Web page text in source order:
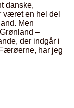
danske,
været en hel del
Men
–
der indgår i
har jeg